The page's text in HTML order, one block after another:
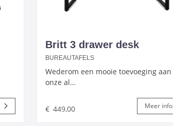
Britt 3 drawer desk
BUREAUTAFELS
Wederom een mooie toevoeging aan
onze al…
€ 449,00 Meer info